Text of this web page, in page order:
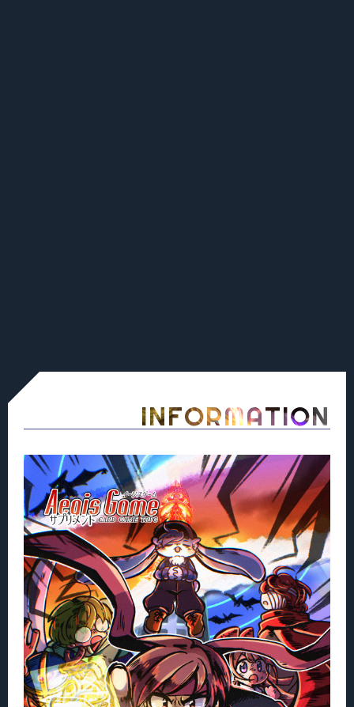
INFORMATION